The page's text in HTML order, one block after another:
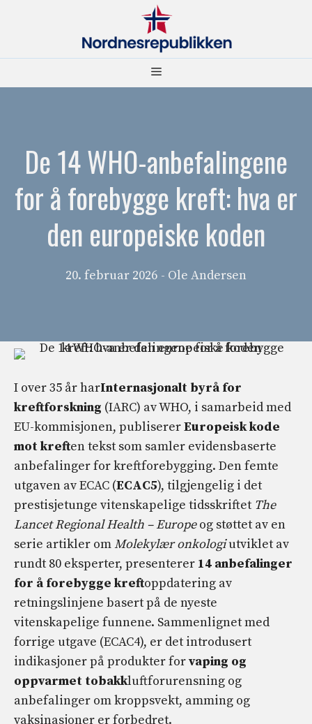
Meny
De 14 WHO-anbefalingene
for å forebygge kreft: hva er
den europeiske koden
20. februar 2026 - Ole Andersen
I over 35 år harInternasjonalt byrå for
kreftforskning (IARC) av WHO, i samarbeid med
EU-kommisjonen, publisererEuropeisk kode
mot kreften tekst som samler evidensbaserte
anbefalinger for kreftforebygging. Den femte
utgaven av ECAC (ECAC5), tilgjengelig i det
prestisjetunge vitenskapelige tidsskriftet The
Lancet Regional Health – Europeog støttet av en
serie artikler omMolekylær onkologiutviklet av
rundt 80 eksperter, presenterer 14 anbefalinger
for å forebygge kreftoppdatering av
retningslinjene basert på de nyeste
vitenskapelige funnene. Sammenlignet med
forrige utgave (ECAC4), er det introdusert
indikasjoner på produkter forvaping og
oppvarmet tobakkluftforurensning og
anbefalinger om kroppsvekt, amming og
vaksinasjoner er forbedret.